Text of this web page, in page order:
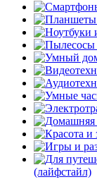
(лайфстайл)